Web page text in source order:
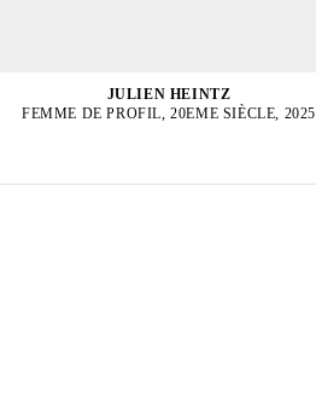
JULIEN HEINTZ
FEMME DE PROFIL, 20EME SIÈCLE, 2025